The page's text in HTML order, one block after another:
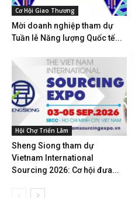
Cơ Hội Giao Thương
Mời doanh nghiệp tham dự
Tuần lễ Năng lượng Quốc tế...
Hội Chợ Triển Lãm
Sheng Siong tham dự
Vietnam International
Sourcing 2026: Cơ hội đưa...